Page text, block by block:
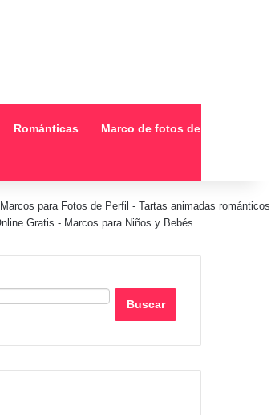
Románticas Marco de fotos de collage
Marcos para Fotos de Perfil - Tartas animadas románticos
Gratis - Marcos para Niños y Bebés